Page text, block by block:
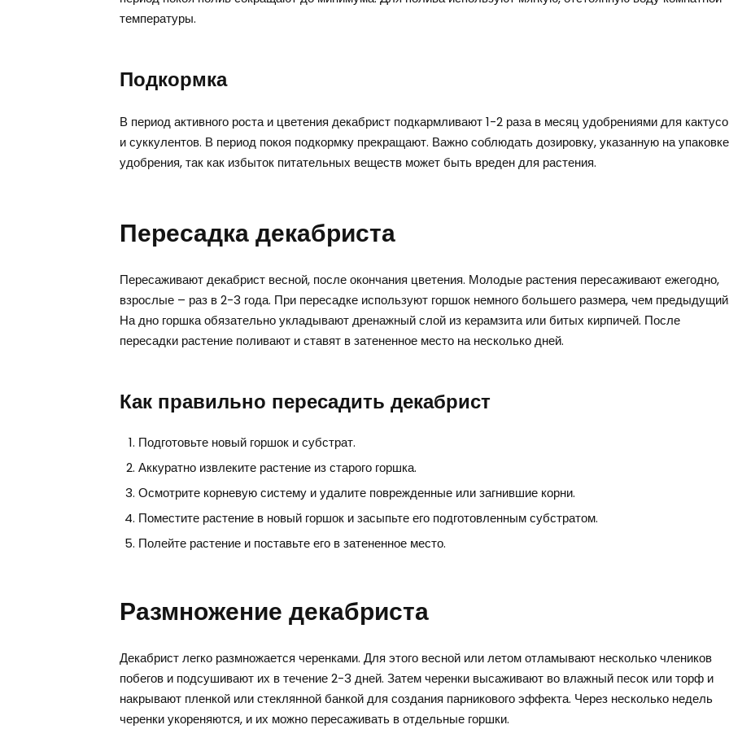
температуры.
Подкормка
В период активного роста и цветения декабрист подкармливают 1-2 раза в месяц удобрениями для
и суккулентов. В период покоя подкормку прекращают. Важно соблюдать дозировку, указанную на упаковке
удобрения, так как избыток питательных веществ может быть вреден для растения.
Пересадка декабриста
Пересаживают декабрист весной, после окончания цветения. Молодые растения пересаживают ежегодно,
взрослые – раз в 2-3 года. При пересадке используют горшок немного большего размера, чем
На дно горшка обязательно укладывают дренажный слой из керамзита или битых кирпичей. После
пересадки растение поливают и ставят в затененное место на несколько дней.
Как правильно пересадить декабрист
Подготовьте новый горшок и субстрат.
Аккуратно извлеките растение из старого горшка.
Осмотрите корневую систему и удалите поврежденные или загнившие корни.
Поместите растение в новый горшок и засыпьте его подготовленным субстратом.
Полейте растение и поставьте его в затененное место.
Размножение декабриста
Декабрист легко размножается черенками. Для этого весной или летом отламывают несколько члеников
побегов и подсушивают их в течение 2-3 дней. Затем черенки высаживают во влажный песок или торф и
накрывают пленкой или стеклянной банкой для создания парникового эффекта. Через несколько недель
черенки укореняются, и их можно пересаживать в отдельные горшки.